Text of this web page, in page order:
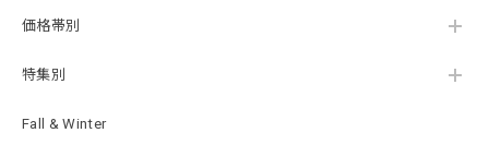
価格帯別
特集別
Fall & Winter